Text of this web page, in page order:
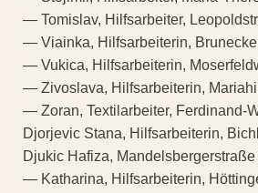
— Tomislav, Hilfsarbeiter,
— Viainka, Hilfsarbeiterin,
— Vukica, Hilfsarbeiterin,
— Zivoslava, Hilfsarbeiterin,
— Zoran, Textilarbeiter, Ferdinand-
Djorjevic Stana, Hilfsarbeiterin,
Djukic Hafiza, Mandelsbergerstraße
— Katharina, Hilfsarbeiterin,